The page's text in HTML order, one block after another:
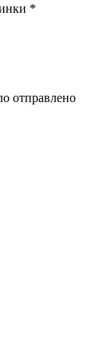
*
отправлено